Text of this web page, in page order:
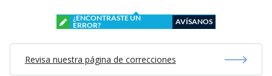
¿ENCONTRASTE UN
ERROR?
AVÍSANOS
Revisa nuestra página de correcciones